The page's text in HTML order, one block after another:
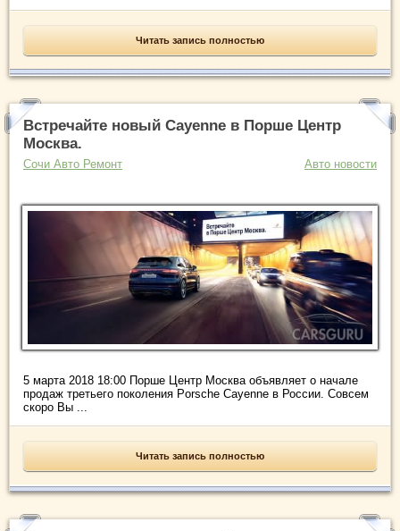
Читать запись полностью
Встречайте новый Cayenne в Порше Центр
Москва.
Сочи Авто Ремонт Авто новости
5 марта 2018 18:00 Порше Центр Москва объявляет о начале
продаж третьего поколения Porsche Cayenne в России. Совсем
скоро Вы ...
Читать запись полностью